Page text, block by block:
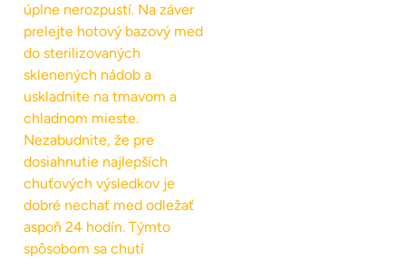
úplne nerozpustí. Na záver
prelejte hotový bazový med
do sterilizovaných
sklenených nádob a
uskladnite na tmavom a
chladnom mieste.
Nezabudnite, že pre
dosiahnutie najlepších
chuťových výsledkov je
dobré nechať med odležať
aspoň 24 hodín. Týmto
spôsobom sa chutí